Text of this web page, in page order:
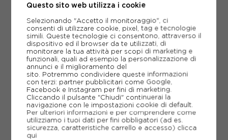
TU
44,99€
Questo sito web utilizza i cookie
Selezionando "Accetto il monitoraggio", ci
consenti di utilizzare cookie, pixel, tag e tecnologie
simili. Queste tecnologie ci consentono, attraverso il
dispositivo ed il browser da te utilizzati, di
monitorare la tua attività per scopi di marketing e
funzionali, quali ad esempio la personalizzazione di
annunci e il miglioramento del
sito. Potremmo condividere queste informazioni
con terzi: partner pubblicitari come Google,
Facebook e Instagram per fini di marketing.
Cliccando il pulsante "Chiudi" continuerai la
navigazione con le impostazioni cookie di default.
Per ulteriori informazioni e per comprendere come
utilizziamo i tuoi dati per fini obbligatori (ad es.
sicurezza, caratteristiche carrello e accesso) clicca
qui